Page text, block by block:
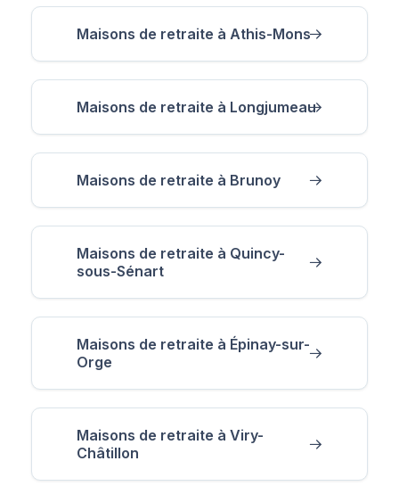
Maisons de retraite à Athis-Mons
Maisons de retraite à Longjumeau
Maisons de retraite à Brunoy
Maisons de retraite à Quincy-
sous-Sénart
Maisons de retraite à Épinay-sur-
Orge
Maisons de retraite à Viry-
Châtillon